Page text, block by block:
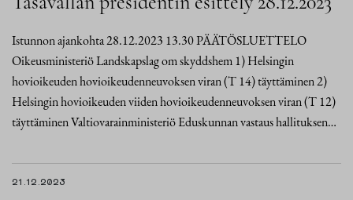
Istunnon ajankohta 28.12.2023 13.30 PÄÄTÖSLUETTELO
Oikeusministeriö Landskapslag om skyddshem 1) Helsingin
hovioikeuden hovioikeudenneuvoksen viran (T 14) täyttäminen 2)
Helsingin hovioikeuden viiden hovioikeudenneuvoksen viran (T 12)
täyttäminen Valtiovarainministeriö Eduskunnan vastaus hallituksen…
21.12.2023